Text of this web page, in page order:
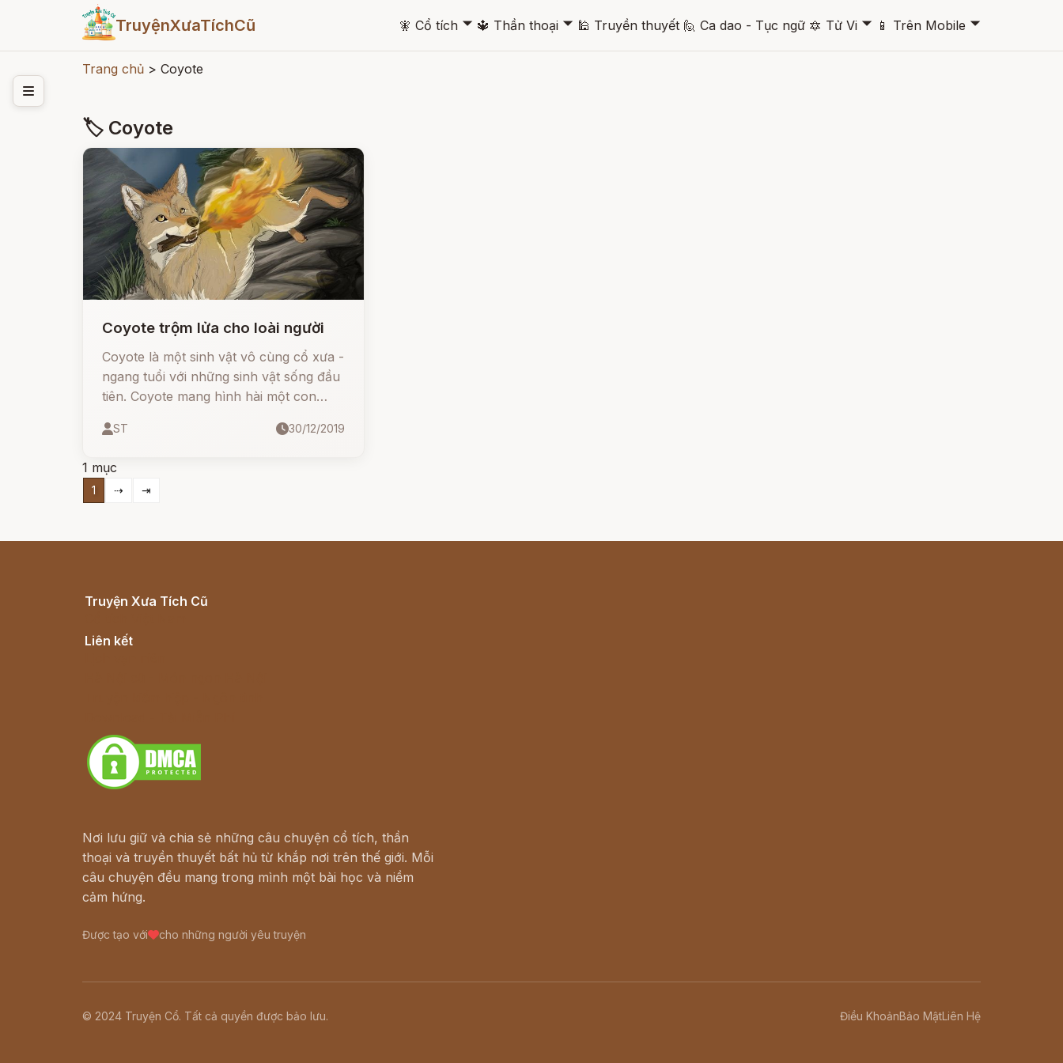
TruyệnXưaTíchCũ 🧚 Cổ tích 🞃 🔱 Thần thoại 🞃 🕌 Truyền thuyết 🙋 Ca dao - Tục ngữ 🔯 Tử Vi 🞃 📱 Trên Mobile 🞃
Trang chủ > Coyote
🏷 Coyote
Coyote trộm lửa cho loài người
Coyote là một sinh vật vô cùng cổ xưa -
ngang tuổi với những sinh vật sống đầu
tiên. Coyote mang hình hài một con
và có sự tinh ranh và trí tuệ vượt xa
ST 30/12/2019
1 mục
1 ⇢ ⇥
Truyện Xưa Tích Cũ
Liên kết
Nơi lưu giữ và chia sẻ những câu chuyện cổ tích, thần
thoại và truyền thuyết bất hủ từ khắp nơi trên thế giới. Mỗi
câu chuyện đều mang trong mình một bài học và niềm
cảm hứng.
Được tạo với cho những người yêu truyện
© 2024 Truyện Cổ. Tất cả quyền được bảo lưu. Điều KhoảnBảo MậtLiên Hệ